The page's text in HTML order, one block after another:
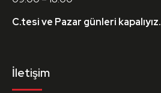
C.tesi ve Pazar günleri kapalıyız.
İletişim